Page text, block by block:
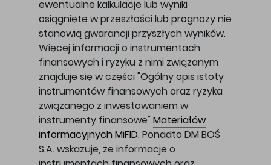
ewentualne kalkulacje lub wyniki
osiągnięte w przeszłości lub prognozy nie
stanowią gwarancji przyszłych wyników.
Więcej informacji o instrumentach
finansowych i ryzyku z nimi związanym
znajduje się w części "Ogólny opis istoty
instrumentów finansowych oraz ryzyka
związanego z inwestowaniem w
instrumenty finansowe" Materiałów
informacyjnych MiFID. Ponadto DM BOŚ
S.A. wskazuje, że informacje o